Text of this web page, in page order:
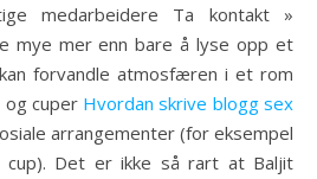
medarbeidere Ta kontakt »
mye mer enn bare å lyse opp et
forvandle atmosfæren i et rom
og cuper Hvordan skrive blogg sex
arrangementer (for eksempel
cup). Det er ikke så rart at Baljit